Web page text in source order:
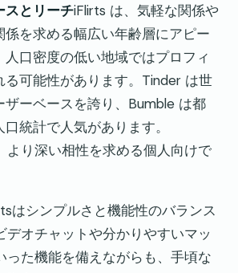
スとリーチiFlirts は、気軽な関係や
係を求める幅広い年齢層にアピー
人口密度の低い地域ではプロフィ
る可能性があります。Tinder は世
ザーベースを誇り、Bumble は都
統計で人気があります。
より深い相性を求める個人向けで
はシンプルさと機能性のバランス
デオチャットや分かりやすいマッ
った機能を備えながらも、手頃な